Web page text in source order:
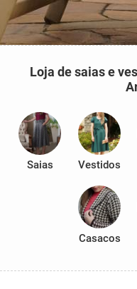
Loja de saias e
Saias Vestidos
Casacos